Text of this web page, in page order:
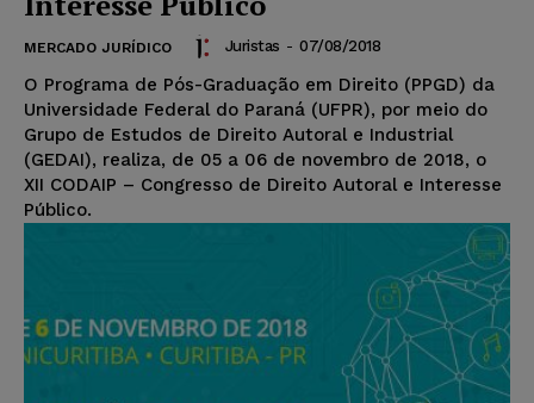
MERCADO JURÍDICO Juristas - 07/08/2018
O Programa de Pós-Graduação em Direito (PPGD) da
Universidade Federal do Paraná (UFPR), por meio do
Grupo de Estudos de Direito Autoral e Industrial
(GEDAI), realiza, de 05 a 06 de novembro de 2018, o
XII CODAIP – Congresso de Direito Autoral e Interesse
Público.